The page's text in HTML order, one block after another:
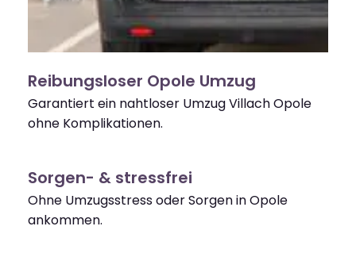
Reibungsloser Opole Umzug
Garantiert ein nahtloser Umzug Villach Opole
ohne Komplikationen.
Sorgen- & stressfrei
Ohne Umzugsstress oder Sorgen in Opole
ankommen.